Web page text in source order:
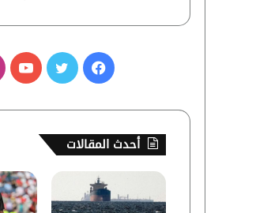
ف
س
و
ي
و
أحدث المقالات